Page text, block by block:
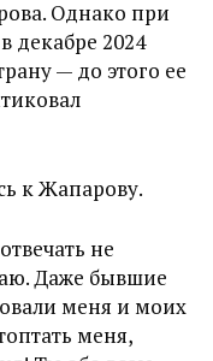
Однако при
декабре 2024
— до этого ее
к Жапарову.
не
Даже бывшие
меня и моих
меня,